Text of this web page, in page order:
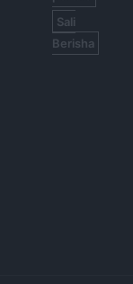
Sali
Berisha